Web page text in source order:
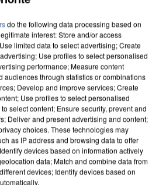
do the following data processing based on
interest: Store and/or access
limited data to select advertising; Create
Use profiles to select personalised
performance; Measure content
audiences through statistics or combinations
Develop and improve services; Create
Use profiles to select personalised
select content; Ensure security, prevent and
Deliver and present advertising and content;
choices. These technologies may
as IP address and browsing data to offer
devices based on information actively
data; Match and combine data from
devices; Identify devices based on